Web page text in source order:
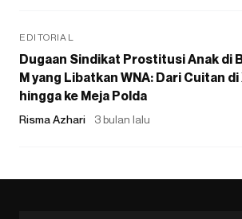
EDITORIAL
Dugaan Sindikat Prostitusi Anak di
M yang Libatkan WNA: Dari Cuitan di
hingga ke Meja Polda
Risma Azhari 3 bulan lalu